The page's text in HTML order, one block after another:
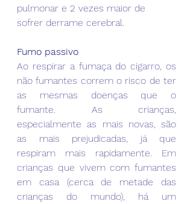
pulmonar e 2 vezes maior de
sofrer derrame cerebral.
Fumo passivo
Ao respirar a fumaça do cigarro, os
não fumantes correm o risco de ter
as mesmas doenças que o
fumante. As crianças,
especialmente as mais novas, são
as mais prejudicadas, já que
respiram mais rapidamente. Em
crianças que vivem com fumantes
em casa (cerca de metade das
crianças do mundo), há um